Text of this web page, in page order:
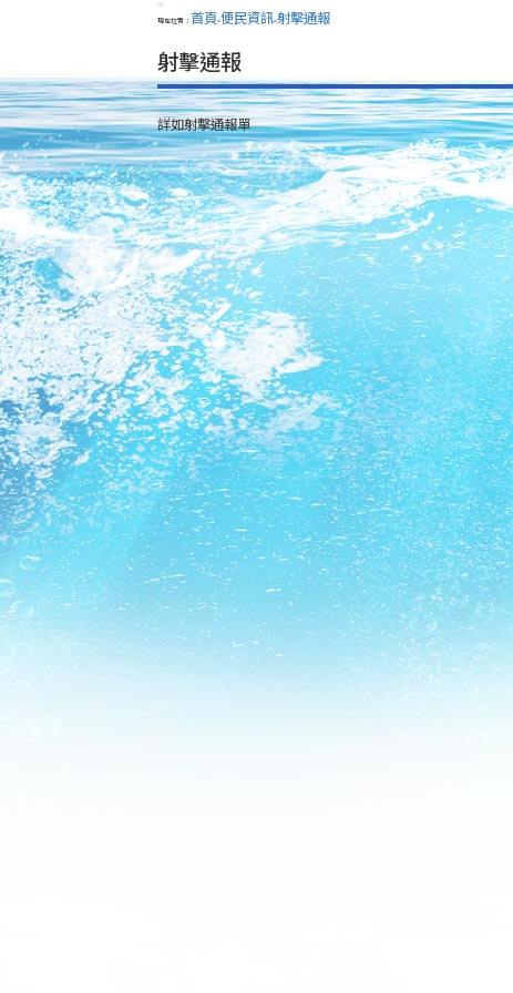
:::
現在位置： 首頁>便民資訊>射擊通報
射擊通報
詳如射擊通報單